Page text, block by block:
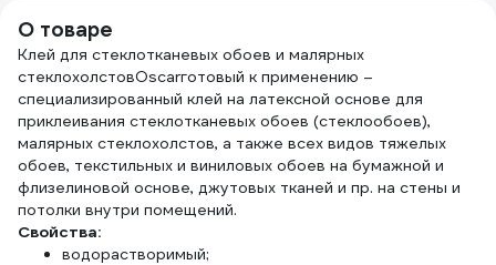
О товаре
Клей для стеклотканевых обоев и малярных
стеклохолстовOscarготовый к применению –
специализированный клей на латексной основе для
приклеивания стеклотканевых обоев (стеклообоев),
малярных стеклохолстов, а также всех видов тяжелых
обоев, текстильных и виниловых обоев на бумажной и
флизелиновой основе, джутовых тканей и пр. на стены и
потолки внутри помещений.
Свойства:
водорастворимый;